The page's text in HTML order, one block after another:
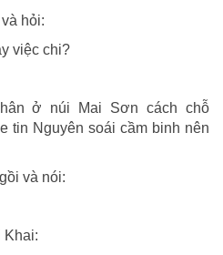
hỏi:
việc chi?
ở núi Mai Sơn cách chỗ
tin Nguyên soái cầm binh nên
và nói:
Khai: